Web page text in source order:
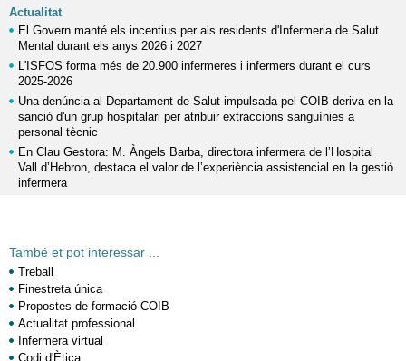
Actualitat
El Govern manté els incentius per als residents d'Infermeria de Salut
Mental durant els anys 2026 i 2027
L'ISFOS forma més de 20.900 infermeres i infermers durant el curs
2025-2026
Una denúncia al Departament de Salut impulsada pel COIB deriva en la
sanció d'un grup hospitalari per atribuir extraccions sanguínies a
personal tècnic
En Clau Gestora: M. Àngels Barba, directora infermera de l’Hospital
Vall d’Hebron, destaca el valor de l’experiència assistencial en la gestió
infermera
També et pot interessar ...
Treball
Finestreta única
Propostes de formació COIB
Actualitat professional
Infermera virtual
Codi d'Ètica